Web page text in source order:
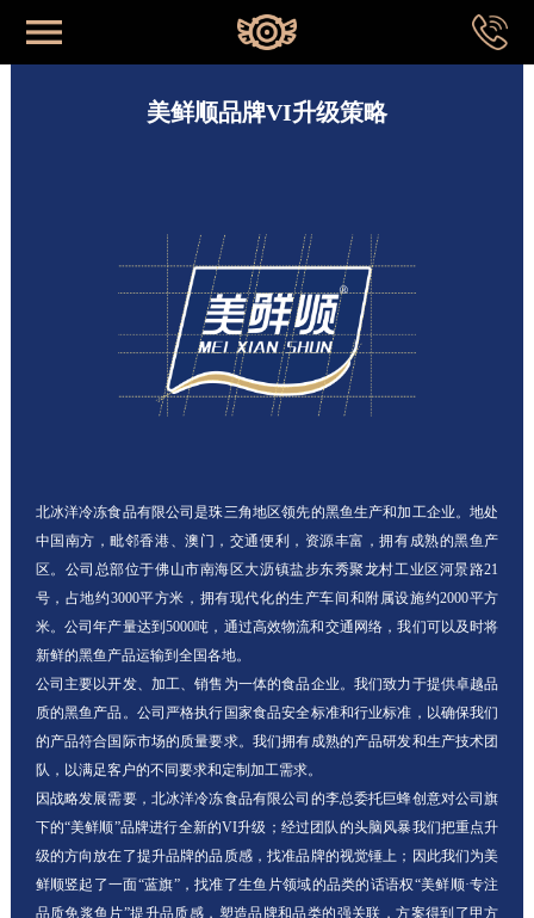
联系方式
美鲜顺品牌VI升级策略
北冰洋冷冻食品有限公司是珠三角地区领先的黑鱼生产和加工企业。地处
中国南方，毗邻香港、澳门，交通便利，资源丰富，拥有成熟的黑鱼产
区。公司总部位于佛山市南海区大沥镇盐步东秀聚龙村工业区河景路21
号，占地约3000平方米，拥有现代化的生产车间和附属设施约2000平方
米。公司年产量达到5000吨，通过高效物流和交通网络，我们可以及时将
新鲜的黑鱼产品运输到全国各地。
公司主要以开发、加工、销售为一体的食品企业。我们致力于提供卓越品
质的黑鱼产品。公司严格执行国家食品安全标准和行业标准，以确保我们
的产品符合国际市场的质量要求。我们拥有成熟的产品研发和生产技术团
队，以满足客户的不同要求和定制加工需求。
因战略发展需要，北冰洋冷冻食品有限公司的李总委托巨蜂创意对公司旗
下的“美鲜顺”品牌进行全新的VI升级；经过团队的头脑风暴我们把重点升
级的方向放在了提升品牌的品质感，找准品牌的视觉锤上；因此我们为美
鲜顺竖起了一面“蓝旗”，找准了生鱼片领域的品类的话语权“美鲜顺·专注
品质免浆鱼片”提升品质感，塑造品牌和品类的强关联，方案得到了甲方